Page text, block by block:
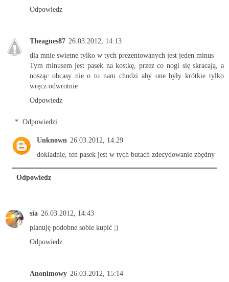
Odpowiedz
Theagnes87 26.03.2012, 14:13
dla mnie swietne tylko w tych prezentowanych jest jeden minus
Tym minusem jest pasek na kostkę, przez co nogi się skracają, a
nosząc obcasy nie o to nam chodzi aby one były krótkie tylko
wręcz odwrotnie
Odpowiedz
Odpowiedzi
Unknown 26.03.2012, 14:29
dokładnie, ten pasek jest w tych butach zdecydowanie zbędny
Odpowiedz
sia 26.03.2012, 14:43
planuję podobne sobie kupić ;)
Odpowiedz
Anonimowy 26.03.2012, 15:14